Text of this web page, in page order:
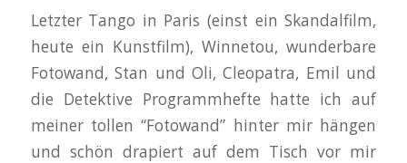
Letzter Tango in Paris (einst ein Skandalfilm,
heute ein Kunstfilm), Winnetou, wunderbare
Fotowand, Stan und Oli, Cleopatra, Emil und
die Detektive Programmhefte hatte ich auf
meiner tollen “Fotowand” hinter mir hängen
und schön drapiert auf dem Tisch vor mir